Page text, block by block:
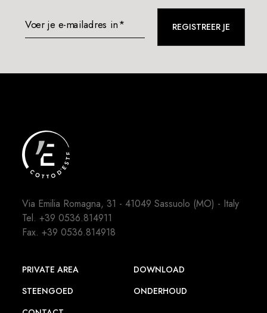
Voer je e-mailadres in* REGISTREER JE
Via Emilia Romagna, 31 - 41049 Sassuolo (MO) - Italy
Tel.+39 0536.814911
Fax. +39 0536.814918
PRIVATE AREA
DOWNLOAD
STEENGOED
ONDERHOUD